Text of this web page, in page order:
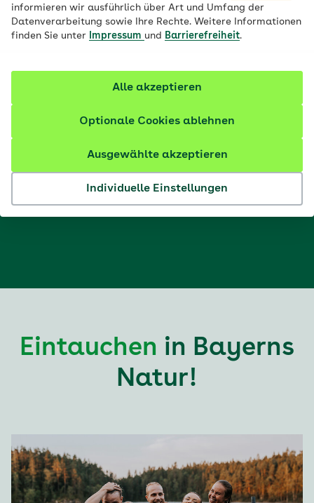
informieren wir ausführlich über Art und Umfang der
Datenverarbeitung sowie Ihre Rechte. Weitere Informationen
finden Sie unter
Impressum und Barrierefreiheit.
Individuelle Einstellungen
Ausgewählte akzeptieren
Optionale Cookies ablehnen
Alle akzeptieren
Erleben Sie völlige Ausgeglichenheit: Mit
der AOK Bayern SUP ’n’ Roll Tour (1) finden
Wasser. Genau das Richtige für alle, die
Entspannung und Fitness gleichermaßen
Zu den Tourdaten
Eintauchen in Bayerns
Natur!